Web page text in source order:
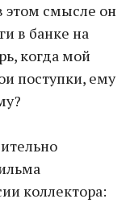
этом смысле он
в банке на
когда мой
поступки, ему
коллектора: